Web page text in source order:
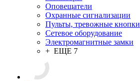
Оповещатели
Охранные сигнализации
Пульты, тревожные кнопки
Сетевое оборудование
Электромагнитные замки
+ ЕЩЕ 7